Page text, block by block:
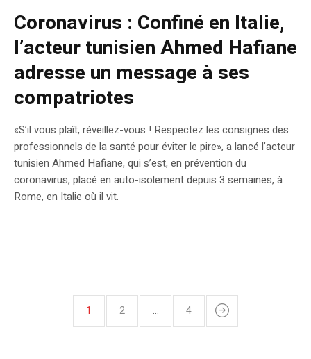
Coronavirus : Confiné en Italie,
l’acteur tunisien Ahmed Hafiane
adresse un message à ses
compatriotes
«S’il vous plaît, réveillez-vous ! Respectez les consignes des
professionnels de la santé pour éviter le pire», a lancé l’acteur
tunisien Ahmed Hafiane, qui s’est, en prévention du
coronavirus, placé en auto-isolement depuis 3 semaines, à
Rome, en Italie où il vit.
1 2 … 4